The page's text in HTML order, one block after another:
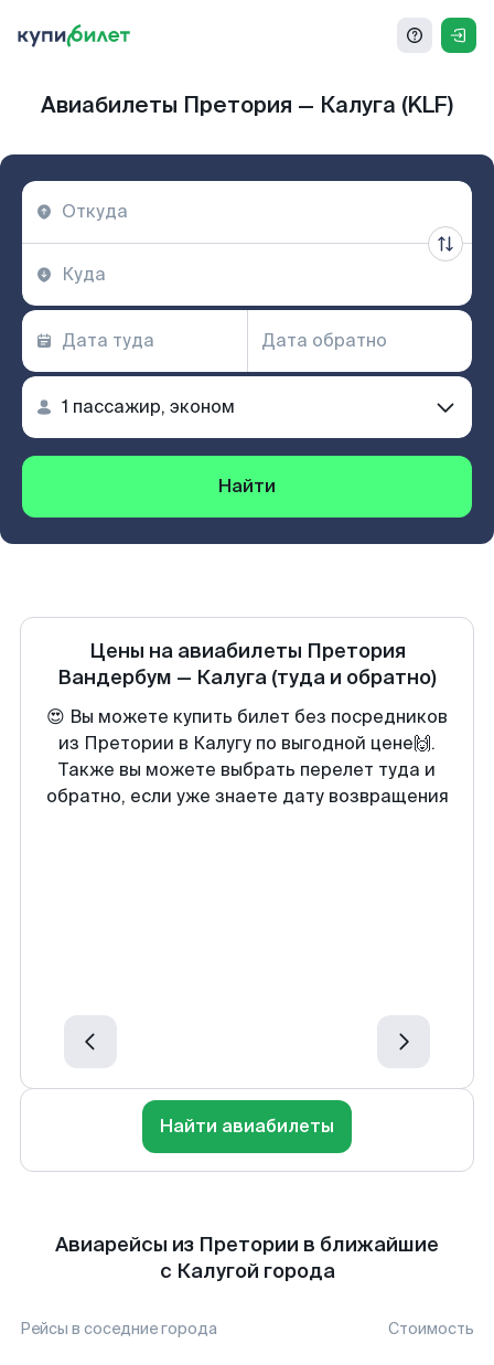
Авиабилеты Претория — Калуга (KLF)
Найти
Цены на авиабилеты Претория
Вандербум — Калуга (туда и обратно)
😍 Вы можете купить билет без посредников
из Претории в Калугу по выгодной цене🙌.
Также вы можете выбрать перелет туда и
обратно, если уже знаете дату возвращения
Найти авиабилеты
Авиарейсы из Претории в ближайшие
с Калугой города
Рейсы в соседние города Стоимость